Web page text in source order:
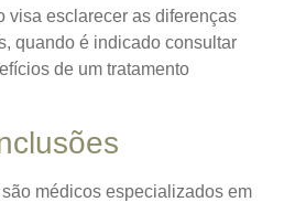
visa esclarecer as diferenças
quando é indicado consultar
de um tratamento
médicos especializados em